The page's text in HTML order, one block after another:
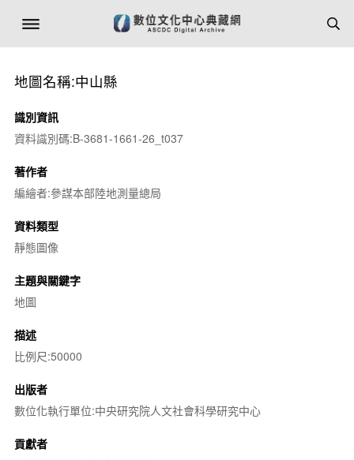
地圖名稱:中山縣
識別資訊
資料識別碼:B-3681-1661-26_t037
著作者
編繪者:參謀本部陸地測量總局
資料類型
靜態圖像
主題與關鍵字
地圖
描述
比例尺:50000
出版者
數位化執行單位:中央研究院人文社會科學研究中心
貢獻者